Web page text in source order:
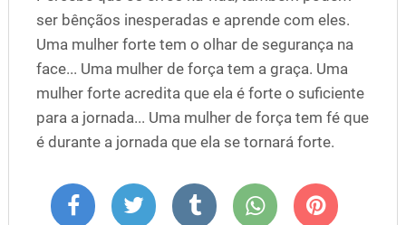
ser bênçãos inesperadas e aprende com eles.
Uma mulher forte tem o olhar de segurança na
face... Uma mulher de força tem a graça. Uma
mulher forte acredita que ela é forte o suficiente
para a jornada... Uma mulher de força tem fé que
é durante a jornada que ela se tornará forte.